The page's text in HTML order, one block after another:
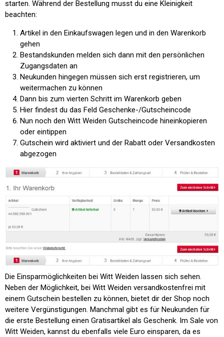
starten. Während der Bestellung musst du eine Kleinigkeit
beachten:
Artikel in den Einkaufswagen legen und in den Warenkorb
gehen
Bestandskunden melden sich dann mit den persönlichen
Zugangsdaten an
Neukunden hingegen müssen sich erst registrieren, um
weitermachen zu können
Dann bis zum vierten Schritt im Warenkorb geben
Hier findest du das Feld Geschenke-/Gutscheincode
Nun noch den Witt Weiden Gutscheincode hineinkopieren
oder eintippen
Gutschein wird aktiviert und der Rabatt oder Versandkosten
abgezogen
Die Einsparmöglichkeiten bei Witt Weiden lassen sich sehen.
Neben der Möglichkeit, bei Witt Weiden versandkostenfrei mit
einem Gutschein bestellen zu können, bietet dir der Shop noch
weitere Vergünstigungen. Manchmal gibt es für Neukunden für
die erste Bestellung einen Gratisartikel als Geschenk. Im Sale von
Witt Weiden, kannst du ebenfalls viele Euro einsparen, da es